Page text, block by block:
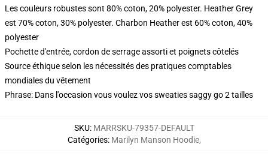
Les couleurs robustes sont 80% coton, 20% polyester. Heather Grey
est 70% coton, 30% polyester. Charbon Heather est 60% coton, 40%
polyester
Pochette d'entrée, cordon de serrage assorti et poignets côtelés
Source éthique selon les nécessités des pratiques comptables
mondiales du vêtement
Phrase: Dans l'occasion vous voulez vos sweaties saggy go 2 tailles
SKU: MARRSKU-79357-DEFAULT
Catégories: Marilyn Manson Hoodie,